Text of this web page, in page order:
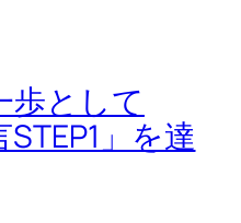
歩として
STEP1」を達